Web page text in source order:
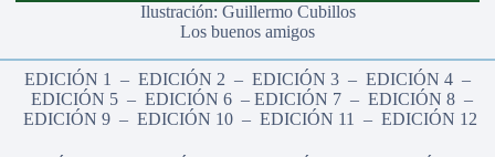
Ilustración: Guillermo Cubillos
Los buenos amigos
EDICIÓN 1 – EDICIÓN 2 – EDICIÓN 3 – EDICIÓN 4 –
EDICIÓN 5 – EDICIÓN 6 – EDICIÓN 7 – EDICIÓN 8 –
EDICIÓN 9– EDICIÓN 10– EDICIÓN 11 – EDICIÓN 12